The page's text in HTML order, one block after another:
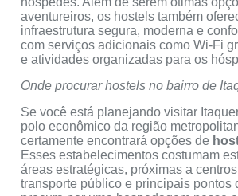
aventureiros, os hostels também
infraestrutura segura, moderna e
com serviços adicionais como Wi-Fi
e atividades organizadas para os
Onde procurar hostels no bairro de
Se você está planejando visitar
polo econômico da região
certamente encontrará opções de
Esses estabelecimentos costumam
áreas estratégicas, próximas a
transporte público e principais pontos